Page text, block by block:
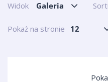
Widok Galeria
Pokaż na stronie 12